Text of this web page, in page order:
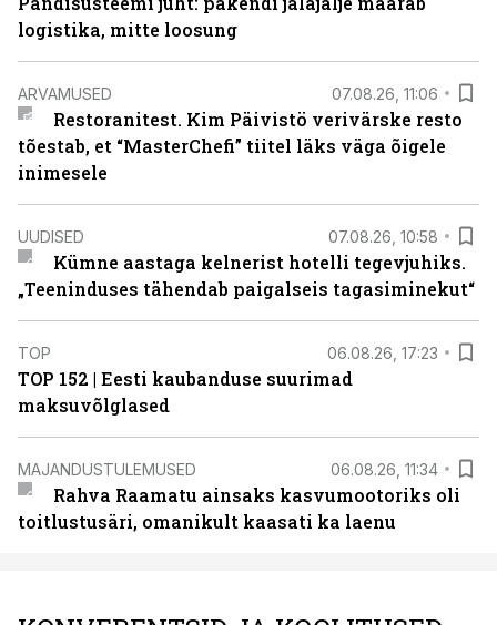
logistika, mitte loosung
ARVAMUSED 07.08.26, 11:06
Restoranitest. Kim Päivistö verivärske resto
tõestab, et “MasterChefi” tiitel läks väga õigele
inimesele
UUDISED 07.08.26, 10:58
Kümne aastaga kelnerist hotelli tegevjuhiks.
„Teeninduses tähendab paigalseis tagasiminekut“
TOP 06.08.26, 17:23
TOP 152 | Eesti kaubanduse suurimad
maksuvõlglased
MAJANDUSTULEMUSED 06.08.26, 11:34
Rahva Raamatu ainsaks kasvumootoriks oli
toitlustusäri, omanikult kaasati ka laenu